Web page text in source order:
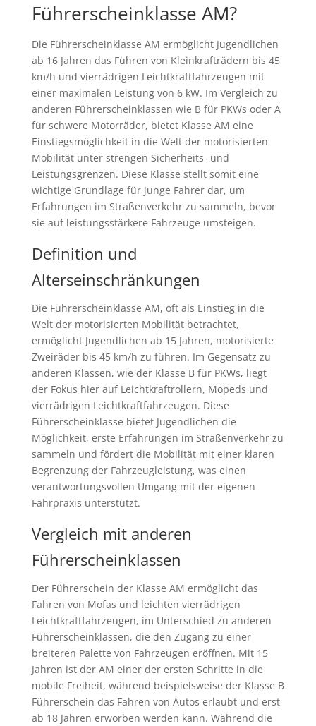
Führerscheinklasse AM?
Die Führerscheinklasse AM ermöglicht Jugendlichen
ab 16 Jahren das Führen von Kleinkrafträdern bis 45
km/h und vierrädrigen Leichtkraftfahrzeugen mit
einer maximalen Leistung von 6 kW. Im Vergleich zu
anderen Führerscheinklassen wie B für PKWs oder A
für schwere Motorräder, bietet Klasse AM eine
Einstiegsmöglichkeit in die Welt der motorisierten
Mobilität unter strengen Sicherheits- und
Leistungsgrenzen. Diese Klasse stellt somit eine
wichtige Grundlage für junge Fahrer dar, um
Erfahrungen im Straßenverkehr zu sammeln, bevor
sie auf leistungsstärkere Fahrzeuge umsteigen.
Definition und
Alterseinschränkungen
Die Führerscheinklasse AM, oft als Einstieg in die
Welt der motorisierten Mobilität betrachtet,
ermöglicht Jugendlichen ab 15 Jahren, motorisierte
Zweiräder bis 45 km/h zu führen. Im Gegensatz zu
anderen Klassen, wie der Klasse B für PKWs, liegt
der Fokus hier auf Leichtkraftrollern, Mopeds und
vierrädrigen Leichtkraftfahrzeugen. Diese
Führerscheinklasse bietet Jugendlichen die
Möglichkeit, erste Erfahrungen im Straßenverkehr zu
sammeln und fördert die Mobilität mit einer klaren
Begrenzung der Fahrzeugleistung, was einen
verantwortungsvollen Umgang mit der eigenen
Fahrpraxis unterstützt.
Vergleich mit anderen
Führerscheinklassen
Der Führerschein der Klasse AM ermöglicht das
Fahren von Mofas und leichten vierrädrigen
Leichtkraftfahrzeugen, im Unterschied zu anderen
Führerscheinklassen, die den Zugang zu einer
breiteren Palette von Fahrzeugen eröffnen. Mit 15
Jahren ist der AM einer der ersten Schritte in die
mobile Freiheit, während beispielsweise der Klasse B
Führerschein das Fahren von Autos erlaubt und erst
ab 18 Jahren erworben werden kann. Während die